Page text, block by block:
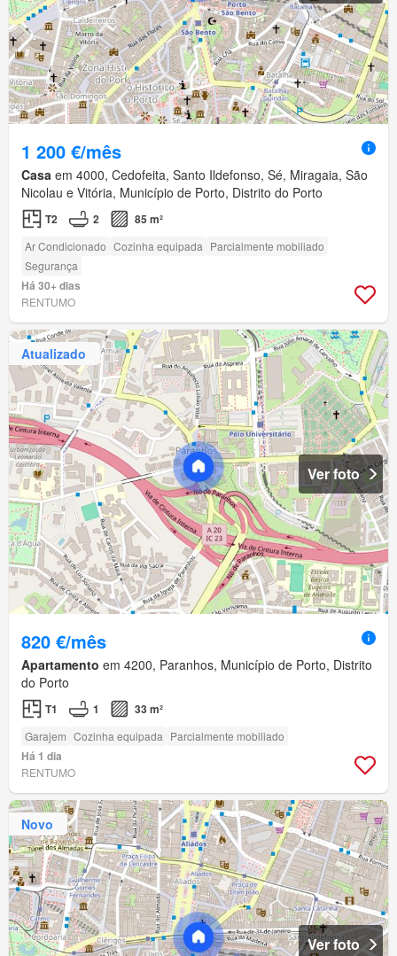
1 200 €/mês
Casa em 4000, Cedofeita, Santo Ildefonso, Sé, Miragaia, São
Nicolau e Vitória, Município de Porto, Distrito do Porto
T2 2 85 m²
Ar Condicionado Cozinha equipada Parcialmente mobiliado
Segurança
Há 30+ dias
RENTUMO
Atualizado
Ver foto
820 €/mês
Apartamento em 4200, Paranhos, Município de Porto, Distrito
do Porto
T1 1 33 m²
Garajem Cozinha equipada Parcialmente mobiliado
Há 1 dia
RENTUMO
Novo
Ver foto